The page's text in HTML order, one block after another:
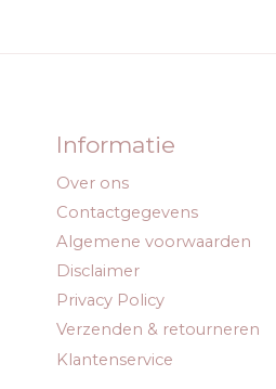
Informatie
Over ons
Contactgegevens
Algemene voorwaarden
Disclaimer
Privacy Policy
Verzenden & retourneren
Klantenservice